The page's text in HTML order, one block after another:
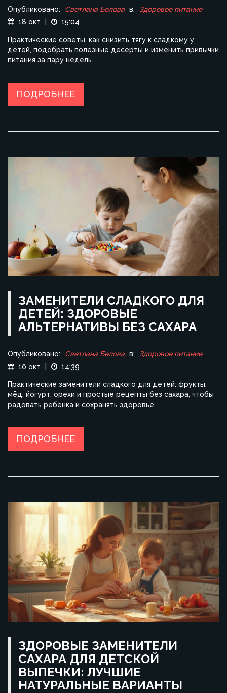
Опубликовано: Светлана Белова в:
Здоровое питание
18 окт
15:04
Практические советы, как снизить тягу к сладкому у
детей, подобрать полезные десерты и изменить привычки
питания за пару недель.
ПОДРОБНЕЕ
ЗАМЕНИТЕЛИ СЛАДКОГО ДЛЯ
ДЕТЕЙ: ЗДОРОВЫЕ
АЛЬТЕРНАТИВЫ БЕЗ САХАРА
Опубликовано: Светлана Белова в:
Здоровое питание
10 окт
14:39
Практические заменители сладкого для детей: фрукты,
мёд, йогурт, орехи и простые рецепты без сахара, чтобы
радовать ребёнка и сохранять здоровье.
ПОДРОБНЕЕ
ЗДОРОВЫЕ ЗАМЕНИТЕЛИ
САХАРА ДЛЯ ДЕТСКОЙ
ВЫПЕЧКИ: ЛУЧШИЕ
НАТУРАЛЬНЫЕ ВАРИАНТЫ